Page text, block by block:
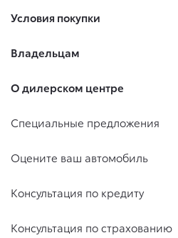
Условия покупки
Владельцам
О дилерском центре
Специальные предложения
Оцените ваш автомобиль
Консультация по кредиту
Консультация по страхованию